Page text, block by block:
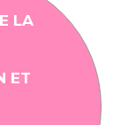
LA
ET